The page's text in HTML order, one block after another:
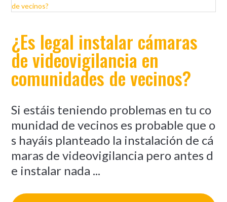
¿Es legal instalar cámaras
de videovigilancia en
comunidades de vecinos?
Si estáis teniendo problemas en tu co
munidad de vecinos es probable que o
s hayáis planteado la instalación de cá
maras de videovigilancia pero antes d
e instalar nada ...